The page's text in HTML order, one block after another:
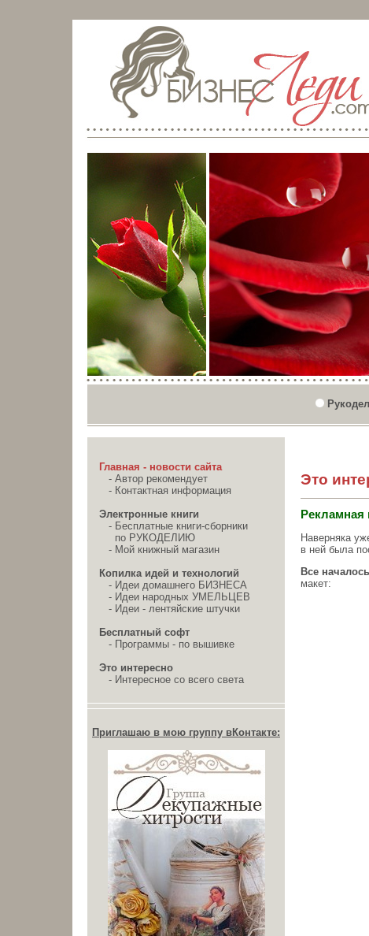
Главная - новости сайта
- Автор рекомендует
- Контактная информация
Электронные книги
- Бесплатные книги-сборники
по РУКОДЕЛИЮ
- Мой книжный магазин
Копилка идей и технологий
- Идеи домашнего БИЗНЕСА
- Идеи народных УМЕЛЬЦЕВ
- Идеи - лентяйские штучки
Бесплатный софт
- Программы - по вышивке
Это интересно
- Интересное со всего света
Приглашаю в мою группу вКонтакте:
Это
Рекламная
Наверняка
в ней была
Все
макет: